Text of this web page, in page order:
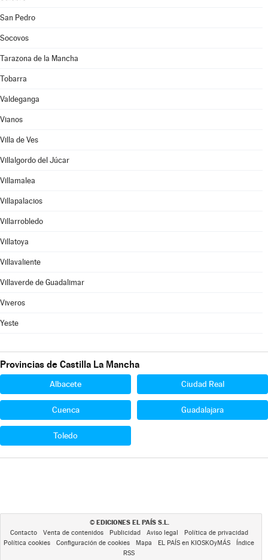
San Pedro
Socovos
Tarazona de la Mancha
Tobarra
Valdeganga
Vianos
Villa de Ves
Villalgordo del Júcar
Villamalea
Villapalacios
Villarrobledo
Villatoya
Villavaliente
Villaverde de Guadalimar
Viveros
Yeste
Provincias de Castilla La Mancha
Albacete Ciudad Real
Cuenca Guadalajara
Toledo
© EDICIONES EL PAÍS S.L.
Contacto Venta de contenidos Publicidad Aviso legal
Política de privacidad
Política cookies
Configuración de cookies Mapa EL PAÍS en KIOSKOyMÁS
Índice
RSS